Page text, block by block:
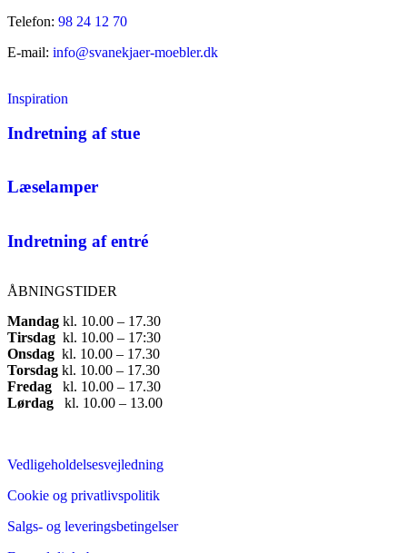
Telefon: 98 24 12 70
E-mail: info@svanekjaer-moebler.dk
Inspiration
Indretning af stue
Læselamper
Indretning af entré
ÅBNINGSTIDER
Mandag ​ kl. 10.00 – 17.30​
Tirsdag ​ kl. 10.00 – 17:30​
Onsdag ​ kl. 10.00 – 17.30​
Torsdag ​ kl. 10.00 – 17.30​
Fredag ​ kl. 10.00 – 17.30​
Lørdag ​ kl. 10.00 – 13.00
Vedligeholdelsesvejledning
Cookie og privatlivspolitik
Salgs- og leveringsbetingelser